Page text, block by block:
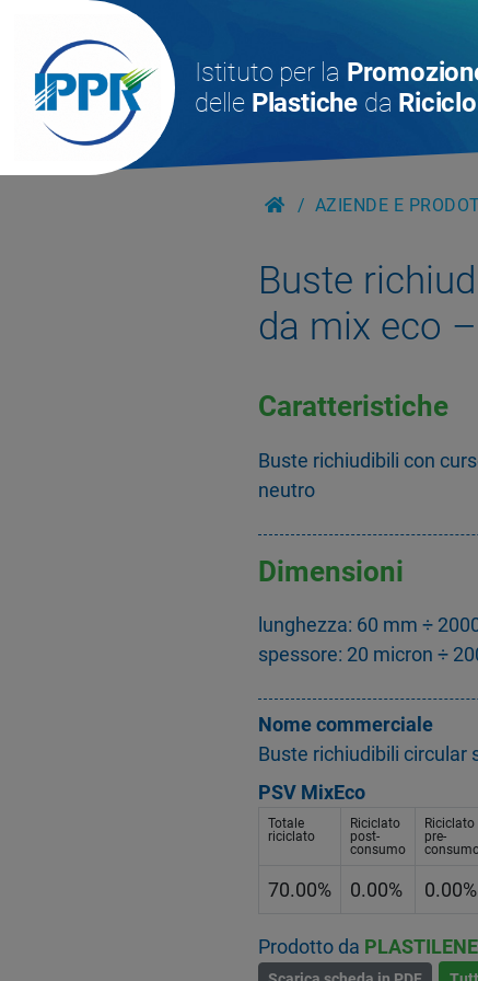
Istituto per la
delle Plastiche da Riciclo
AZIENDE E
Buste
da mix eco
Caratteristiche
Buste richiudibili con
neutro
Dimensioni
lunghezza: 60 mm ÷
spessore: 20 micron ÷
Nome commerciale
Buste richiudibili circular
PSV MixEco
Totale
riciclato
Riciclato
post-
consumo
Riciclato
pre-
70.00% 0.00% 0.00%
Prodotto da